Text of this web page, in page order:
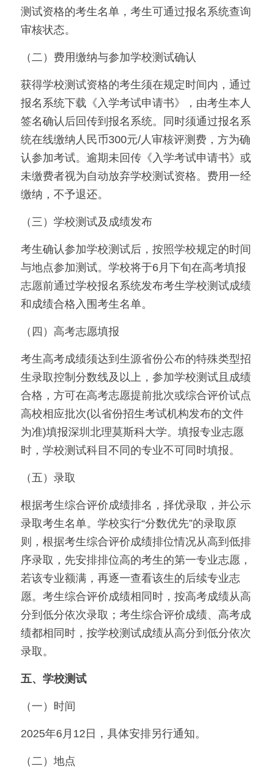
测试资格的考生名单，考生可通过报名系统查询
审核状态。
（二）费用缴纳与参加学校测试确认
获得学校测试资格的考生须在规定时间内，通过
报名系统下载《入学考试申请书》，由考生本人
签名确认后回传到报名系统。同时须通过报名系
统在线缴纳人民币300元/人审核评测费，方为确
认参加考试。逾期未回传《入学考试申请书》或
未缴费者视为自动放弃学校测试资格。费用一经
缴纳，不予退还。
（三）学校测试及成绩发布
考生确认参加学校测试后，按照学校规定的时间
与地点参加测试。学校将于6月下旬在高考填报
志愿前通过学校报名系统发布考生学校测试成绩
和成绩合格入围考生名单。
（四）高考志愿填报
考生高考成绩须达到生源省份公布的特殊类型招
生录取控制分数线及以上，参加学校测试且成绩
合格，方可在高考志愿提前批次或综合评价试点
高校相应批次(以省份招生考试机构发布的文件
为准)填报深圳北理莫斯科大学。填报专业志愿
时，学校测试科目不同的专业不可同时填报。
（五）录取
根据考生综合评价成绩排名，择优录取，并公示
录取考生名单。学校实行“分数优先”的录取原
则，根据考生综合评价成绩排位情况从高到低排
序录取，先安排排位高的考生的第一专业志愿，
若该专业额满，再逐一查看该生的后续专业志
愿。考生综合评价成绩相同时，按高考成绩从高
分到低分依次录取；考生综合评价成绩、高考成
绩都相同时，按学校测试成绩从高分到低分依次
录取。
五、学校测试
（一）时间
2025年6月12日，具体安排另行通知。
（二）地点